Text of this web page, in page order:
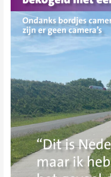
aangerand
bekogeld
met
fruitsap